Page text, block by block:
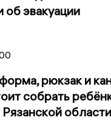
об эвакуации
рюкзак и
собрать
Рязанской области